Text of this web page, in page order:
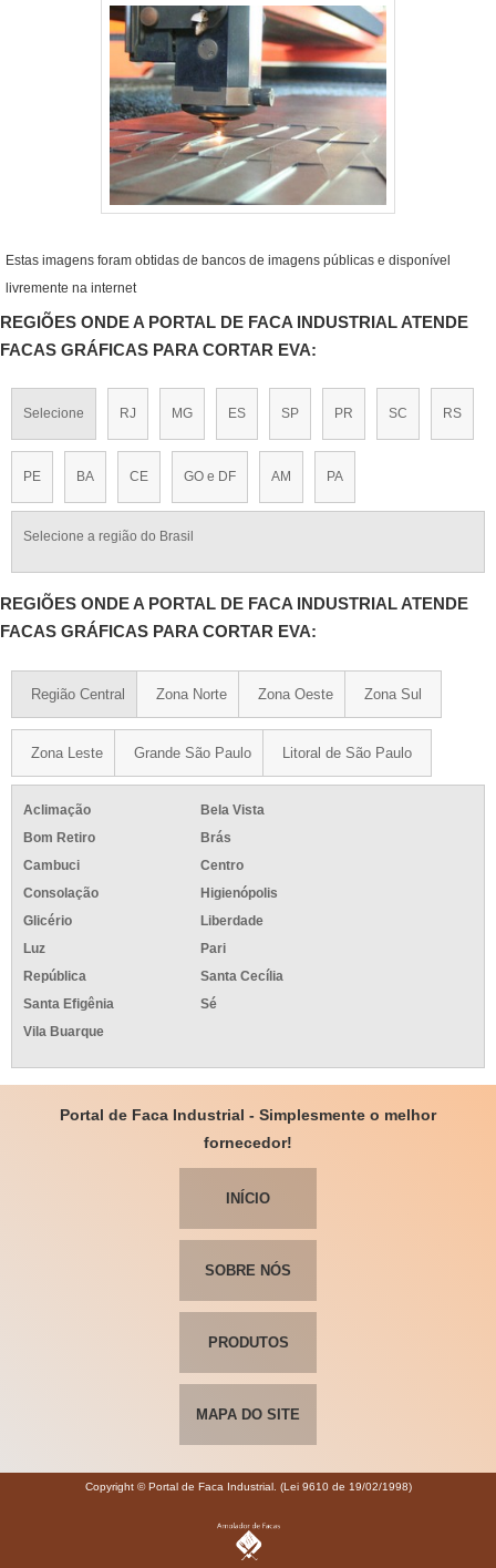
Estas imagens foram obtidas de bancos de imagens públicas e disponível
livremente na internet
REGIÕES ONDE A PORTAL DE FACA INDUSTRIAL ATENDE
FACAS GRÁFICAS PARA CORTAR EVA:
Selecione RJ MG ES SP PR SC RS
PE BA CE GO e DF AM PA
Selecione a região do Brasil
REGIÕES ONDE A PORTAL DE FACA INDUSTRIAL ATENDE
FACAS GRÁFICAS PARA CORTAR EVA:
Região Central Zona Norte Zona Oeste Zona Sul
Zona Leste Grande São Paulo Litoral de São Paulo
Aclimação
Bela Vista
Bom Retiro
Brás
Cambuci
Centro
Consolação
Higienópolis
Glicério
Liberdade
Luz
Pari
República
Santa Cecília
Santa Efigênia
Sé
Vila Buarque
Portal de Faca Industrial - Simplesmente o melhor
fornecedor!
INÍCIO
SOBRE NÓS
PRODUTOS
MAPA DO SITE
Copyright © Portal de Faca Industrial. (Lei 9610 de 19/02/1998)